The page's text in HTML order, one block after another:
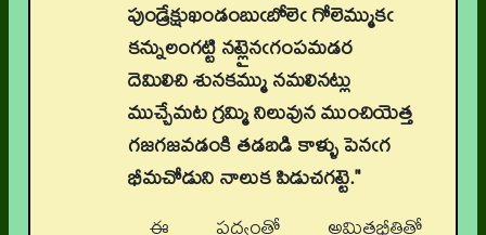
పుండ్రేక్షుఖండంబుఁబోలెఁ గోలెమ్ముకఁ
కన్నులంగట్టి నట్లైనఁగంపమడర
దెమిలిచి శునకమ్ము నమలినట్లు
ముచ్చేమట గ్రమ్మి నిలువున ముంచియెత్త
గజగజవడంకి తడబడి కాళ్ళు పెనఁగ
భీమచోడుని నాలుక పిడుచగట్టె."
ఈ పద్యంతో అమితభీతితో